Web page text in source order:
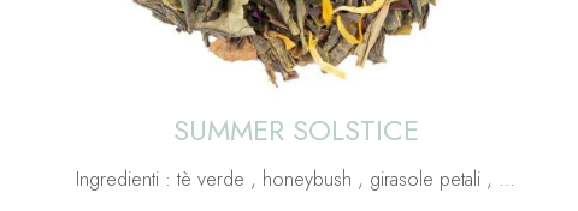
SUMMER SOLSTICE
Ingredienti : tè verde , honeybush , girasole petali , …